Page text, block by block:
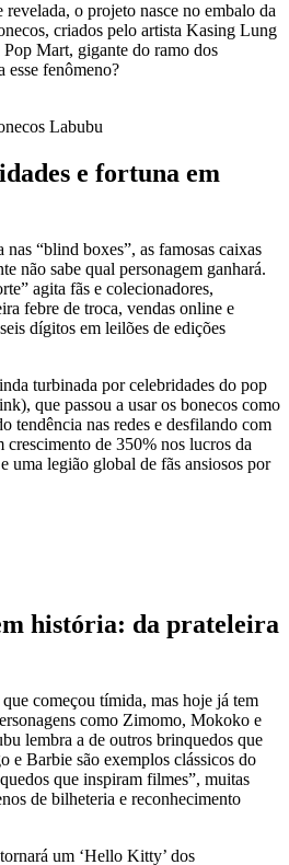
o projeto nasce no embalo da
criados pelo artista Kasing Lung
Mart, gigante do ramo dos
esse fenômeno?
Labubu
e fortuna em
“blind boxes”, as famosas caixas
não sabe qual personagem ganhará.
agita fãs e colecionadores,
febre de troca, vendas online e
dígitos em leilões de edições
turbinada por celebridades do pop
que passou a usar os bonecos como
tendência nas redes e desfilando com
de 350% nos lucros da
uma legião global de fãs ansiosos por
história: da prateleira
começou tímida, mas hoje já tem
como Zimomo, Mokoko e
lembra a de outros brinquedos que
e Barbie são exemplos clássicos do
que inspiram filmes”, muitas
de bilheteria e reconhecimento
um ‘Hello Kitty’ dos